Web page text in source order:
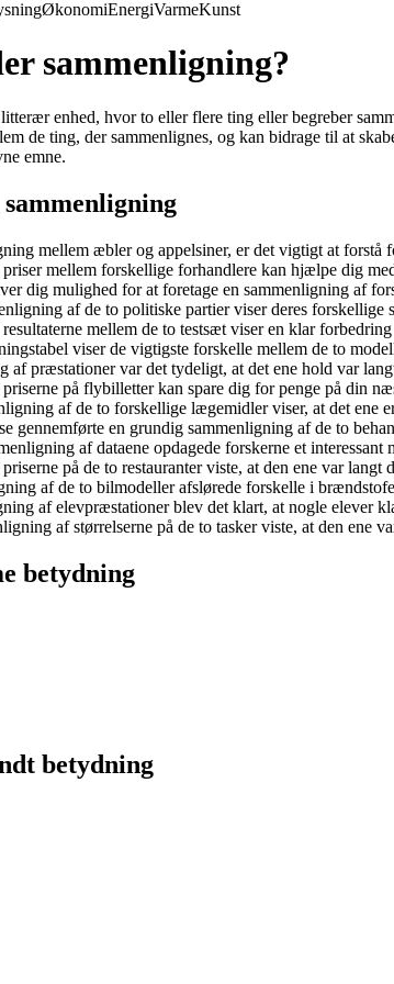
ØkonomiEnergiVarmeKunst
sammenligning?
enhed, hvor to eller flere ting eller begreber
de ting, der sammenlignes, og kan bidrage til at
emne.
mellem æbler og appelsiner, er det vigtigt at forstå
mellem forskellige forhandlere kan hjælpe dig
dig mulighed for at foretage en sammenligning af
af de to politiske partier viser deres forskellige
mellem de to testsæt viser en klar
viser de vigtigste forskelle mellem de to
af præstationer var det tydeligt, at det ene hold var
på flybilletter kan spare dig for penge på din
af de to forskellige lægemidler viser, at det ene
gennemførte en grundig sammenligning af de to
af dataene opdagede forskerne et interessant
på de to restauranter viste, at den ene var langt
af de to bilmodeller afslørede forskelle i
af elevpræstationer blev det klart, at nogle elever
af størrelserne på de to tasker viste, at den ene
betydning
betydning